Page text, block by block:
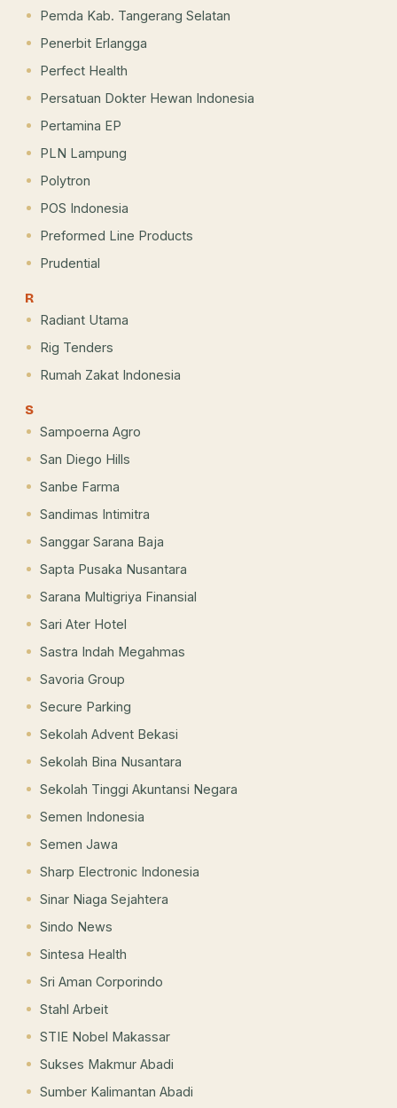
Pemda Kab. Tangerang Selatan
Penerbit Erlangga
Perfect Health
Persatuan Dokter Hewan Indonesia
Pertamina EP
PLN Lampung
Polytron
POS Indonesia
Preformed Line Products
Prudential
R
Radiant Utama
Rig Tenders
Rumah Zakat Indonesia
S
Sampoerna Agro
San Diego Hills
Sanbe Farma
Sandimas Intimitra
Sanggar Sarana Baja
Sapta Pusaka Nusantara
Sarana Multigriya Finansial
Sari Ater Hotel
Sastra Indah Megahmas
Savoria Group
Secure Parking
Sekolah Advent Bekasi
Sekolah Bina Nusantara
Sekolah Tinggi Akuntansi Negara
Semen Indonesia
Semen Jawa
Sharp Electronic Indonesia
Sinar Niaga Sejahtera
Sindo News
Sintesa Health
Sri Aman Corporindo
Stahl Arbeit
STIE Nobel Makassar
Sukses Makmur Abadi
Sumber Kalimantan Abadi